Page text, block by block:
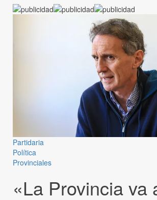
Partidaria
Política
Provinciales
«La Provincia va